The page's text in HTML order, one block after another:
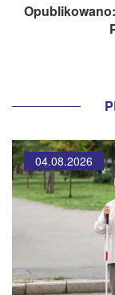
Opublikowano:
04.08.2026